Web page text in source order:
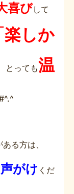
喜びして
楽しか
とっても温
る方は、
がけ くだ